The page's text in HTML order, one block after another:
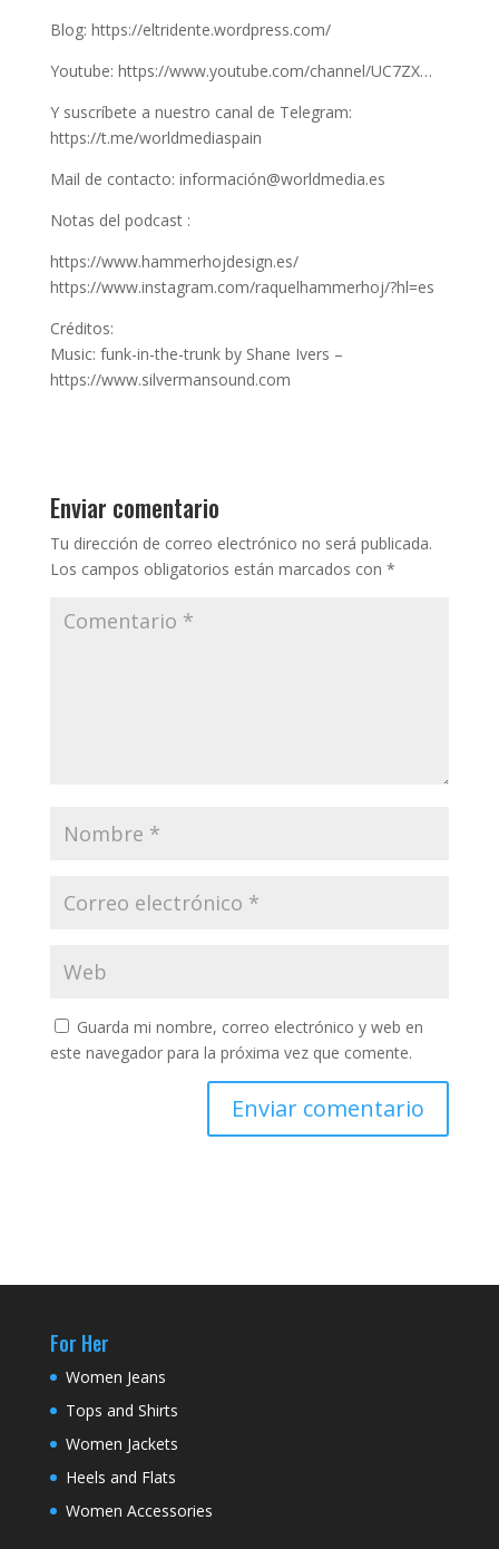
Blog: https://eltridente.wordpress.com/
Youtube: https://www.youtube.com/channel/UC7ZX…
Y suscríbete a nuestro canal de Telegram:
https://t.me/worldmediaspain
Mail de contacto: información@worldmedia.es
Notas del podcast :
https://www.hammerhojdesign.es/
https://www.instagram.com/raquelhammerhoj/?hl=es
Créditos:
Music: funk-in-the-trunk by Shane Ivers –
https://www.silvermansound.com
Enviar comentario
Tu dirección de correo electrónico no será publicada.
Los campos obligatorios están marcados con *
Guarda mi nombre, correo electrónico y web en
este navegador para la próxima vez que comente.
For Her
Women Jeans
Tops and Shirts
Women Jackets
Heels and Flats
Women Accessories